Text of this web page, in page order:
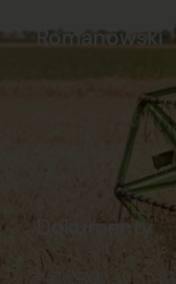
Dokumenty
Regulamin
Romanowski
Sklep internetowy